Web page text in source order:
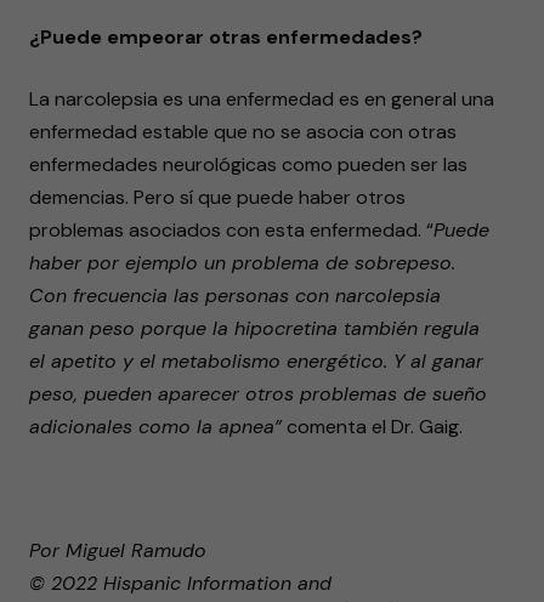
¿Puede empeorar otras enfermedades?
La narcolepsia es una enfermedad es en general una
enfermedad estable que no se asocia con otras
enfermedades neurológicas como pueden ser las
demencias. Pero sí que puede haber otros
problemas asociados con esta enfermedad. “Puede
haber por ejemplo un problema de sobrepeso.
Con frecuencia las personas con narcolepsia
ganan peso porque la hipocretina también regula
el apetito y el metabolismo energético. Y al ganar
peso, pueden aparecer otros problemas de sueño
adicionales como la apnea”comenta el Dr. Gaig.
Por Miguel Ramudo
© 2022 Hispanic Information and